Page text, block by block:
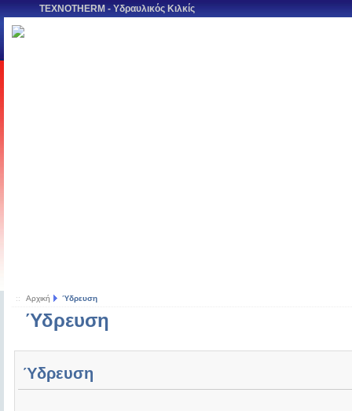
TEXNOTHERM - Υδραυλικός Κιλκίς
:: Αρχική Ύδρευση
Ύδρευση
Ύδρευση